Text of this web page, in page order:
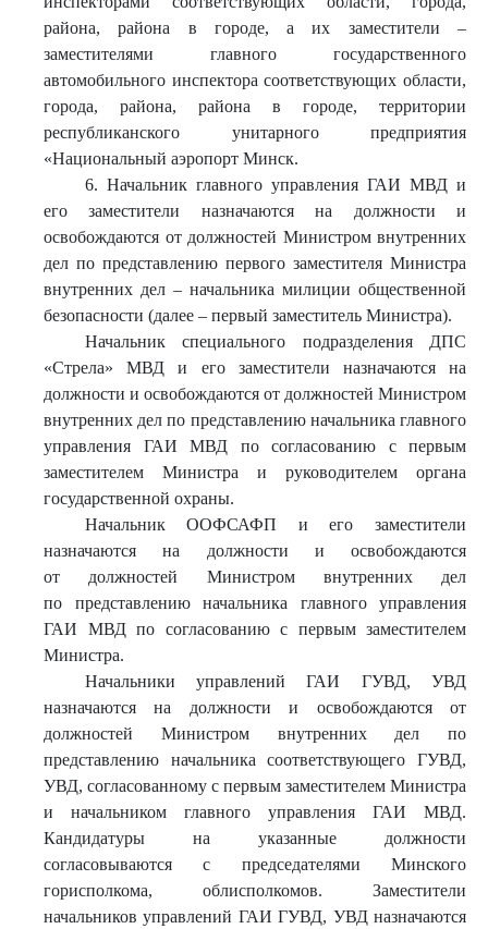
района, района в городе, а их заместители –
заместителями главного государственного
автомобильного инспектора соответствующих области,
города, района, района в городе, территории
республиканского унитарного предприятия
«Национальный аэропорт Минск.
6. Начальник главного управления ГАИ МВД и
его заместители назначаются на должности и
освобождаются от должностей Министром внутренних
дел по представлению первого заместителя Министра
внутренних дел – начальника милиции общественной
безопасности (далее – первый заместитель Министра).
Начальник специального подразделения ДПС
«Стрела» МВД и его заместители назначаются на
должности и освобождаются от должностей Министром
внутренних дел по представлению начальника главного
управления ГАИ МВД по согласованию с первым
заместителем Министра и руководителем органа
государственной охраны.
Начальник ООФСАФП и его заместители
назначаются на должности и освобождаются
от должностей Министром внутренних дел
по представлению начальника главного управления
ГАИ МВД по согласованию с первым заместителем
Министра.
Начальники управлений ГАИ ГУВД, УВД
назначаются на должности и освобождаются от
должностей Министром внутренних дел по
представлению начальника соответствующего ГУВД,
УВД, согласованному с первым заместителем Министра
и начальником главного управления ГАИ МВД.
Кандидатуры на указанные должности
согласовываются с председателями Минского
горисполкома, облисполкомов. Заместители
начальников управлений ГАИ ГУВД, УВД назначаются